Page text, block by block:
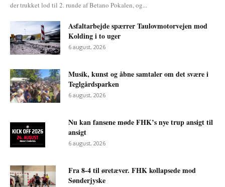
der trukket lod til 2. runde af Betano Pokalen, og...
Asfaltarbejde spærrer Taulovmotorvejen mod
Kolding i to uger
6 august, 2026
Musik, kunst og åbne samtaler om det svære i
Teglgårdsparken
6 august, 2026
Nu kan fansene møde FHK’s nye trup ansigt til
ansigt
6 august, 2026
Fra 8-4 til øretæver. FHK kollapsede mod
Sønderjyske